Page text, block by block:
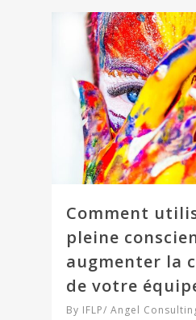
Comment
pleine
augmenter la
de votre
By IFLP/ Angel